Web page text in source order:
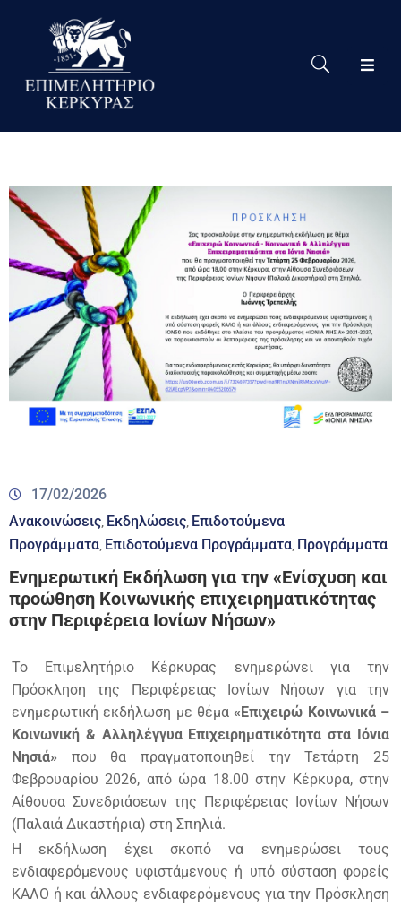
Το
Eπιμελητήριο
Νέα
Υπηρεσίες
Ειδική
Πληροφόρηση
Χρήσιμες
Συνδέσεις
17/02/2026
Ανακοινώσεις Εκδηλώσεις Επιδοτούμενα
Προγράμματα Επιδοτούμενα Προγράμματα Προγράμματα
Ενημερωτική Εκδήλωση για την «Ενίσχυση και
προώθηση Κοινωνικής επιχειρηματικότητας
στην Περιφέρεια Ιονίων Νήσων»
Το Επιμελητήριο Κέρκυρας ενημερώνει για την
Πρόσκληση της Περιφέρειας Ιονίων Νήσων για την
ενημερωτική εκδήλωση με θέμα«Επιχειρώ Κοινωνικά –
Κοινωνική & Αλληλέγγυα Επιχειρηματικότητα στα Ιόνια
Νησιά» που θα πραγματοποιηθεί την Τετάρτη 25
Φεβρουαρίου 2026, από ώρα 18.00 στην Κέρκυρα, στην
Αίθουσα Συνεδριάσεων της Περιφέρειας Ιονίων Νήσων
(Παλαιά Δικαστήρια) στη Σπηλιά.
Η εκδήλωση έχει σκοπό να ενημερώσει τους
ενδιαφερόμενους υφιστάμενους ή υπό σύσταση φορείς
ΚΑΛΟ ή και άλλους ενδιαφερόμενους για την Πρόσκληση